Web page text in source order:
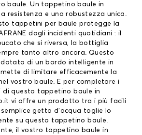
baule. Un tappetino baule in
resistenza e una robustezza unica.
tappetini per bauleprotegge la
dagli incidenti quotidiani : il
che si riversa, la bottiglia
tanto altro ancora. Questo
di un bordo intelligente in
di limitare efficacemente la
vostro baule. E per completare i
di questo tappetino baule in
vi offre un prodotto tra i più facili
getto d’acqua toglie lo
su questo tappetino baule.
il vostro tappetino baule in